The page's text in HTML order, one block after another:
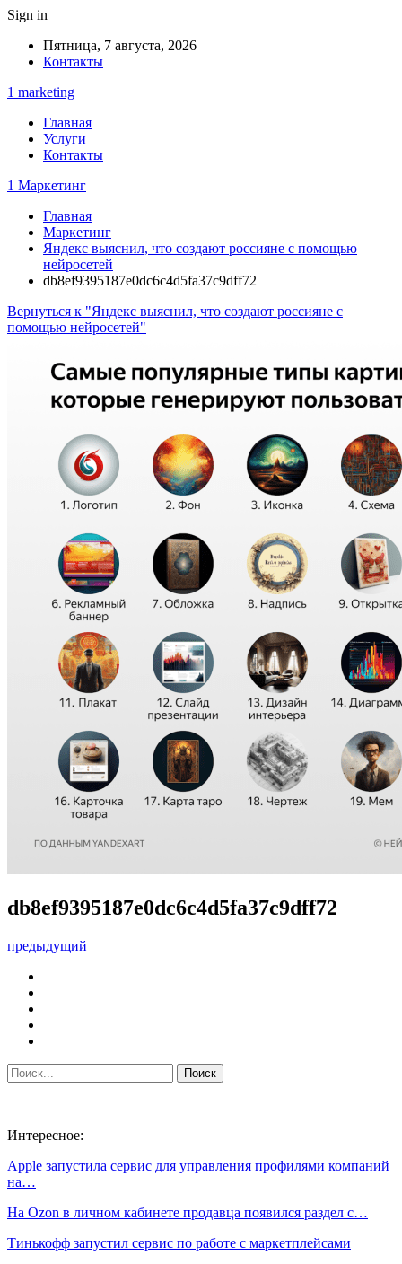
Sign in
Пятница, 7 августа, 2026
Контакты
1 marketing
Главная
Услуги
Контакты
1 Маркетинг
Главная
Маркетинг
Яндекс выяснил, что создают россияне с помощью
нейросетей
db8ef9395187e0dc6c4d5fa37c9dff72
Вернуться к "Яндекс выяснил, что создают россияне с
помощью нейросетей"
db8ef9395187e0dc6c4d5fa37c9dff72
предыдущий
Интересное:
Apple запустила сервис для управления профилями компаний
на…
На Ozon в личном кабинете продавца появился раздел с…
Тинькофф запустил сервис по работе с маркетплейсами